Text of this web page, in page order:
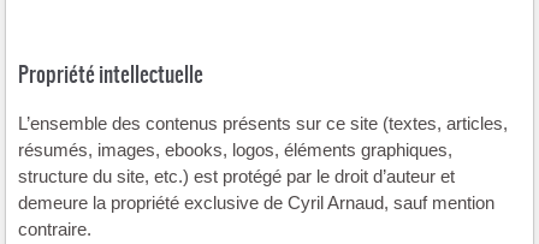
Propriété intellectuelle
L’ensemble des contenus présents sur ce site (textes, articles,
résumés, images, ebooks, logos, éléments graphiques,
structure du site, etc.) est protégé par le droit d’auteur et
demeure la propriété exclusive de Cyril Arnaud, sauf mention
contraire.